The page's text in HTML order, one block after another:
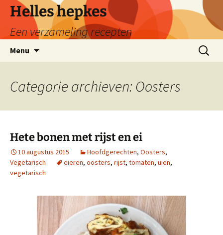
naar
inhoud
Helles hepkes
Een verzameling recepten
Menu
Zoeken
naar:
Categorie archieven: Oosters
Hete bonen met rijst en ei
10 augustus 2015 Hoofdgerechten, Oosters,
Vegetarisch
eieren, oosters, rijst, tomaten, uien,
vegetarisch